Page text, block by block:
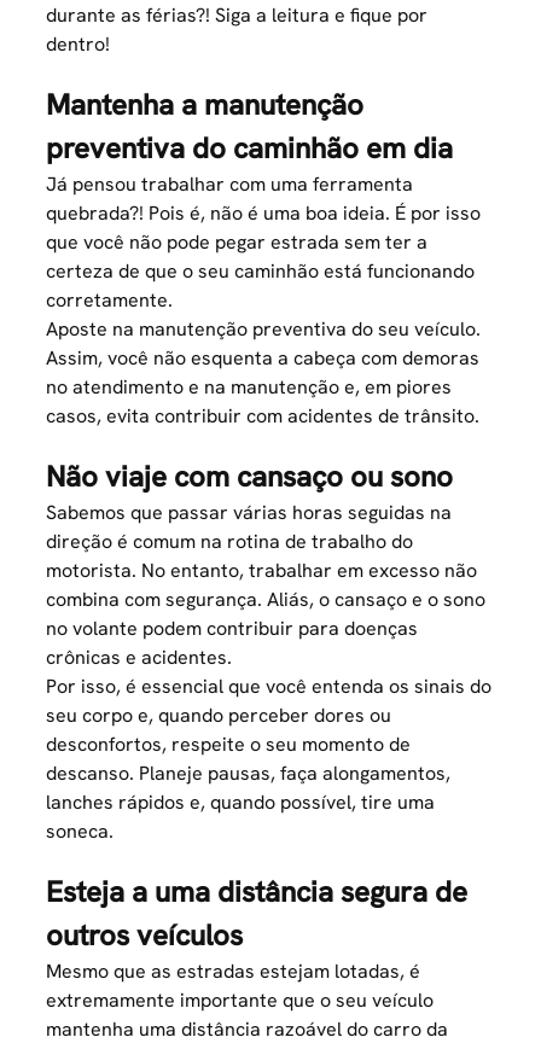
durante as férias?! Siga a leitura e fique por
dentro!
Mantenha a manutenção
preventiva do caminhão em dia
Já pensou trabalhar com uma ferramenta
quebrada?! Pois é, não é uma boa ideia. É por isso
que você não pode pegar estrada sem ter a
certeza de que o seu caminhão está funcionando
corretamente.
Aposte na manutenção preventiva do seu veículo.
Assim, você não esquenta a cabeça com demoras
no atendimento e na manutenção e, em piores
casos, evita contribuir com acidentes de trânsito.
Não viaje com cansaço ou sono
Sabemos que passar várias horas seguidas na
direção é comum na rotina de trabalho do
motorista. No entanto, trabalhar em excesso não
combina com segurança. Aliás, o cansaço e osono
no volante podem contribuir para doenças
crônicas e acidentes.
Por isso, é essencial que você entenda os sinais do
seu corpo e, quando perceber dores ou
desconfortos, respeite o seu momento de
descanso. Planeje pausas, faça alongamentos,
lanches rápidos e, quando possível, tire uma
soneca.
Esteja a uma distância segura de
outros veículos
Mesmo que as estradas estejam lotadas, é
extremamente importante que o seu veículo
mantenha uma distância razoável do carro da